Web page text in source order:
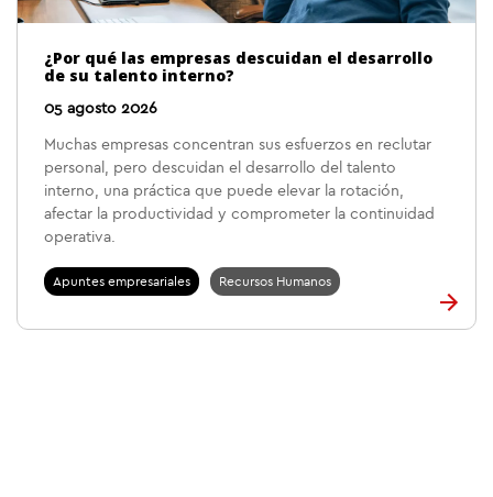
¿Por qué las empresas descuidan el desarrollo
de su talento interno?
05 agosto 2026
Muchas empresas concentran sus esfuerzos en reclutar
personal, pero descuidan el desarrollo del talento
interno, una práctica que puede elevar la rotación,
afectar la productividad y comprometer la continuidad
operativa.
Apuntes empresariales Recursos Humanos